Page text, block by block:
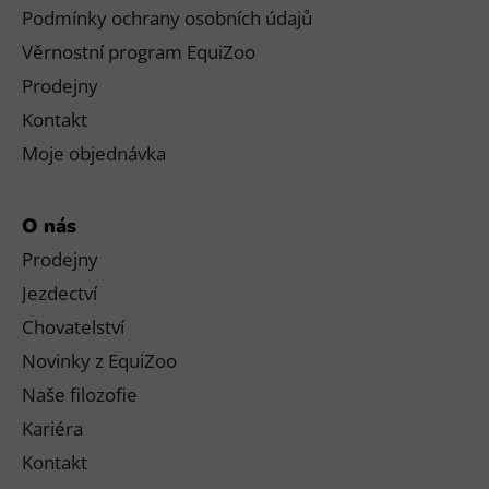
Podmínky ochrany osobních údajů
Věrnostní program EquiZoo
Prodejny
Kontakt
Moje objednávka
O nás
Prodejny
Jezdectví
Chovatelství
Novinky z EquiZoo
Naše filozofie
Kariéra
Kontakt